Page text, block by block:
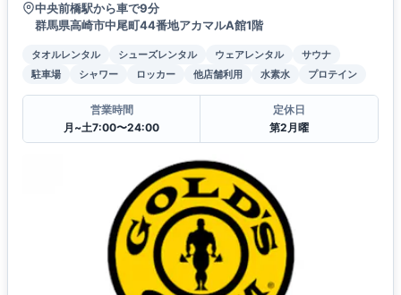
中央前橋駅から車で9分
群馬県高崎市中尾町44番地アカマルA館1階
タオルレンタル シューズレンタル ウェアレンタル
サウナ
駐車場
シャワー ロッカー 他店舗利用 水素水 プロテイン
営業時間
月~土7:00〜24:00
定休日
第2月曜